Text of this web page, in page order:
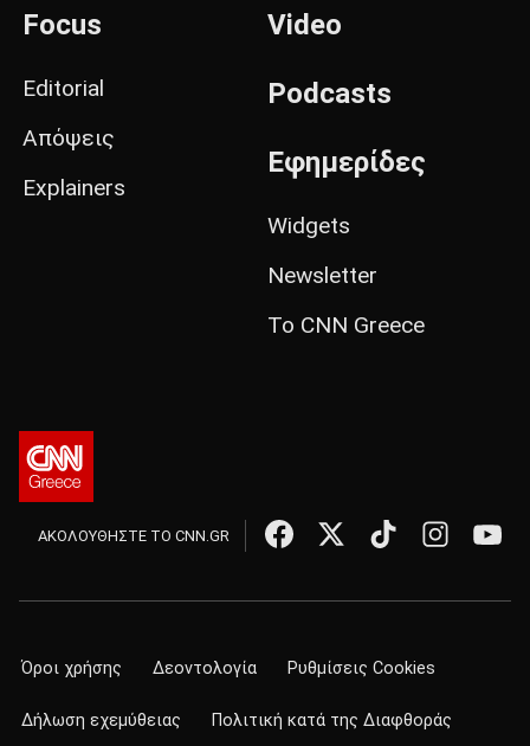
Focus
Editorial
Απόψεις
Explainers
Video
Podcasts
Εφημερίδες
Widgets
Newsletter
Το CNN Greece
ΑΚΟΛΟΥΘΗΣΤΕ ΤΟ CNN.GR
Όροι χρήσης Δεοντολογία Ρυθμίσεις Cookies
Δήλωση εχεμύθειας Πολιτική κατά της Διαφθοράς